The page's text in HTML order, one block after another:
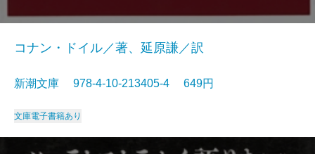
コナン・ドイル／著、延原謙／訳
新潮文庫 978-4-10-213405-4 649円
文庫電子書籍あり